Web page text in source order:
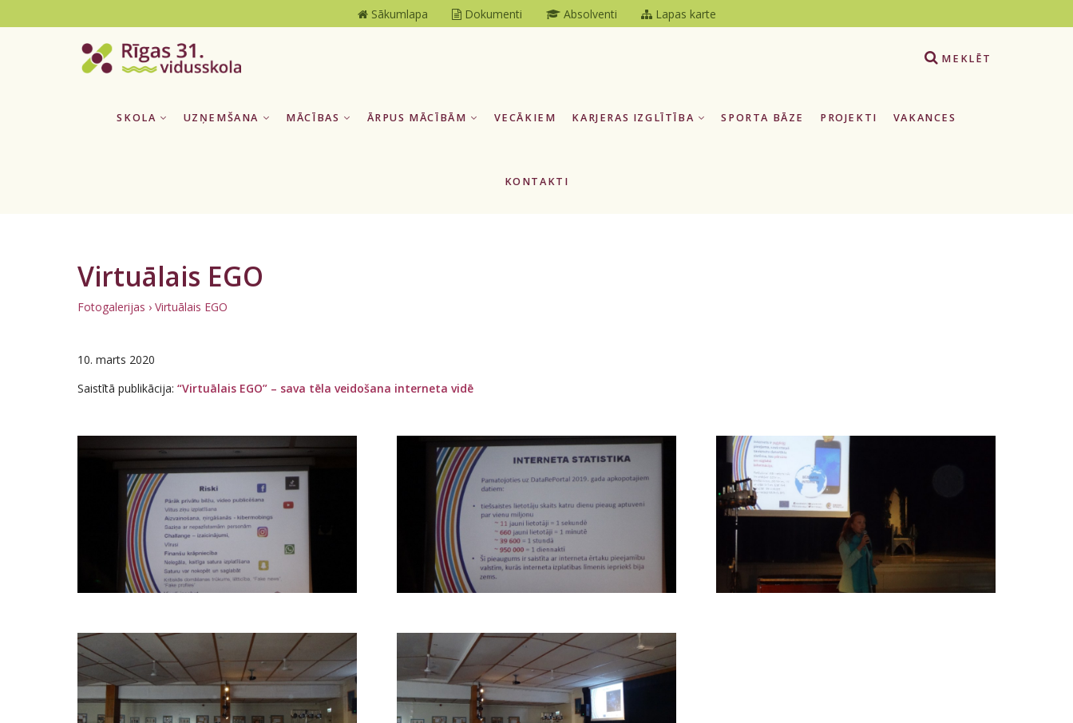
Sākumlapa Dokumenti Absolventi Lapas karte
MEKLĒT
SKOLA UZŅEMŠANA MĀCĪBAS ĀRPUS MĀCĪBĀM VECĀKIEM KARJERAS IZGLĪTĪBA SPORTA BĀZE PROJEKTI VAKANCES
KONTAKTI
Virtuālais EGO
Fotogalerijas › Virtuālais EGO
10. marts 2020
Saistītā publikācija: “Virtuālais EGO” – sava tēla veidošana interneta vidē